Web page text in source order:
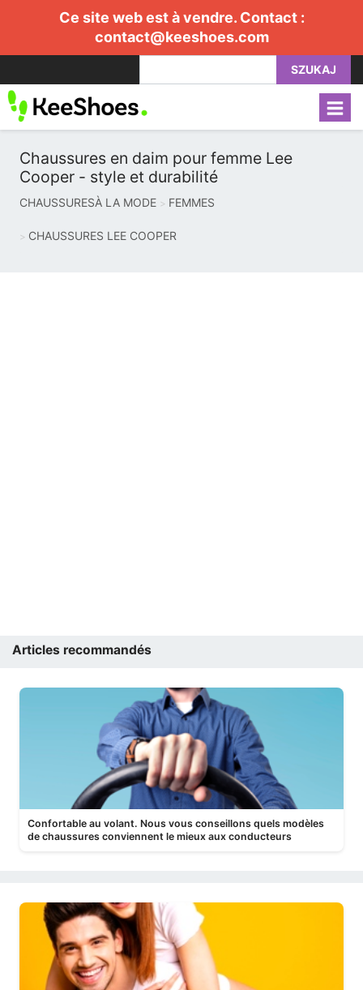
Ce site web est à vendre. Contact :
contact@keeshoes.com
SZUKAJ
Chaussures en daim pour femme Lee
Cooper - style et durabilité
CHAUSSURESÀ LA MODE FEMMES
CHAUSSURES LEE COOPER
Articles recommandés
Confortable au volant. Nous vous conseillons quels modèles
de chaussures conviennent le mieux aux conducteurs